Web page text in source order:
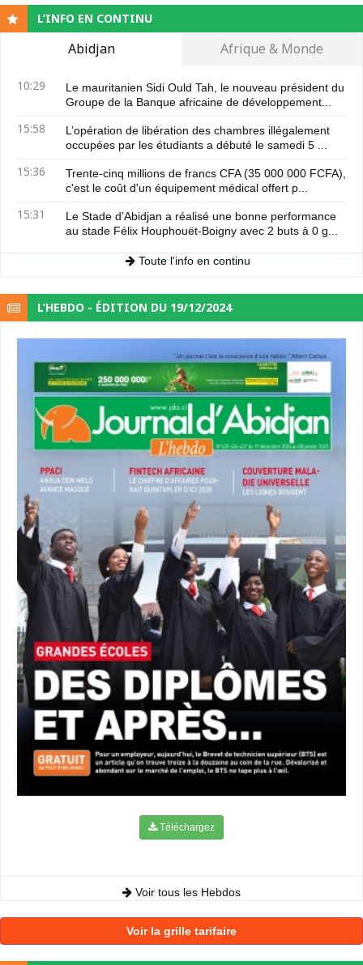
L’INFO EN CONTINU
Abidjan Afrique & Monde
10:29
Le mauritanien Sidi Ould Tah, le nouveau président du
Groupe de la Banque africaine de développement...
15:58
L’opération de libération des chambres illégalement
occupées par les étudiants a débuté le samedi 5 ...
15:36
Trente-cinq millions de francs CFA (35 000 000 FCFA),
c'est le coût d'un équipement médical offert p...
15:31
Le Stade d’Abidjan a réalisé une bonne performance
au stade Félix Houphouët-Boigny avec 2 buts à 0 g...
Toute l'info en continu
L’HEBDO - ÉDITION DU 19/12/2024
Téléchargez
Voir tous les Hebdos
Voir la grille tarifaire